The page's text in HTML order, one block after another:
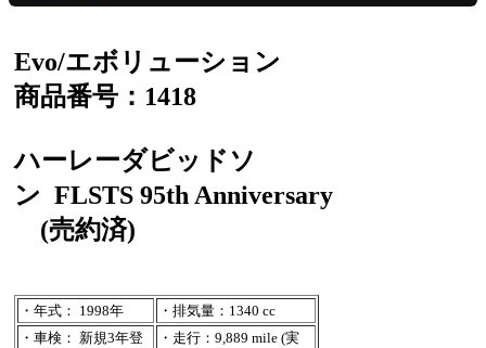
Evo/エボリューション
商品番号：1418
ハーレーダビッドソ
ン FLSTS 95th Anniversary
(売約済)
・年式： 1998年
・排気量：1340 cc
・車検： 新規3年登
・走行：9,889 mile (実